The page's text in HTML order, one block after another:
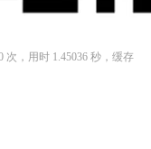
次，用时 1.45036 秒，缓存